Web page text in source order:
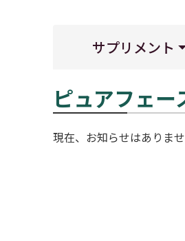
サプリメント
ピュアフェ
現在、お知らせはありま